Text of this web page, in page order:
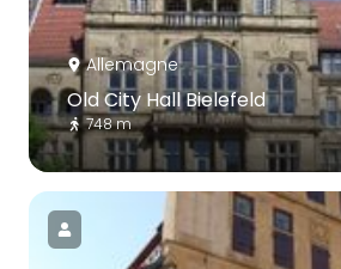
Allemagne
Old City Hall Bielefeld
748 m